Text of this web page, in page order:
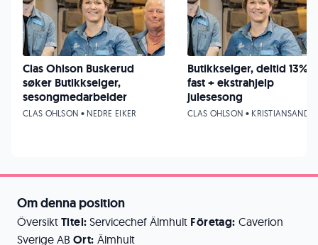
Om denna position
Översikt Titel: Servicechef Älmhult Företag: Caverion
Sverige AB Ort: Älmhult
Clas Ohlson Buskerud
søker Butikkselger,
sesongmedarbeider
CLAS OHLSON • NEDRE EIKER
Butikkselger, deltid 13%
fast + ekstrahjelp
julesesong
CLAS OHLSON • KRISTIANSAND